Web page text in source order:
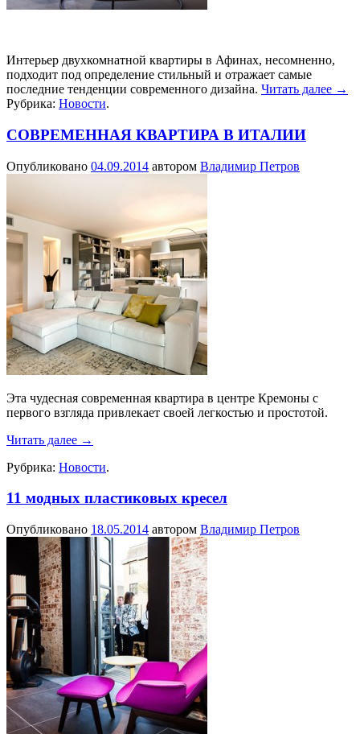
Интерьер двухкомнатной квартиры в Афинах, несомненно,
подходит под определение стильный и отражает самые
последние тенденции современного дизайна. Читать далее →
Рубрика: Новости.
СОВРЕМЕННАЯ КВАРТИРА В ИТАЛИИ
Опубликовано 04.09.2014 автором Владимир Петров
Эта чудесная современная квартира в центре Кремоны с
первого взгляда привлекает своей легкостью и простотой.
Читать далее →
Рубрика: Новости.
11 модных пластиковых кресел
Опубликовано 18.05.2014 автором Владимир Петров